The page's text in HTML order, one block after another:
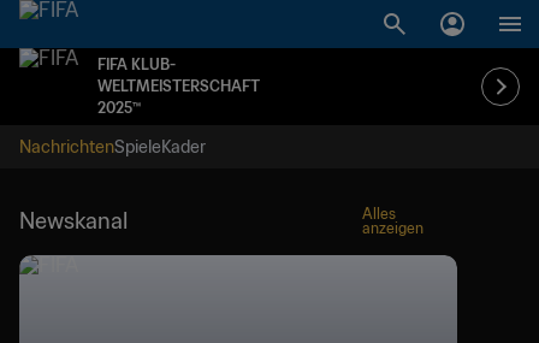
FIFA KLUB-
WELTMEISTERSCHAFT
2025™
NachrichtenSpieleKader
Newskanal
Alles
anzeigen